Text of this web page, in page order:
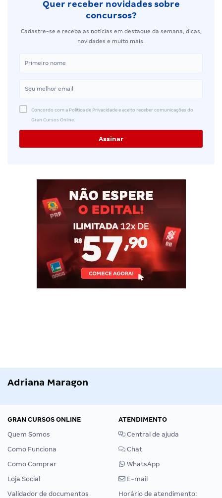
Quer receber novidades sobre
concursos?
Cadastre-se e receba as notícias em destaque da semana, dicas,
novidades e muito mais.
Concordo com a Política de Privacidade e aceito receber comunicações do
Gran Cursos Online.
Adriana Maragon
GRAN CURSOS ONLINE
Quem Somos
Como Funciona
Como Comprar
Loja Social
Validador de documentos
ATENDIMENTO
Central de ajuda
Chat
WhatsApp
E-mail
Horário de atendimento: